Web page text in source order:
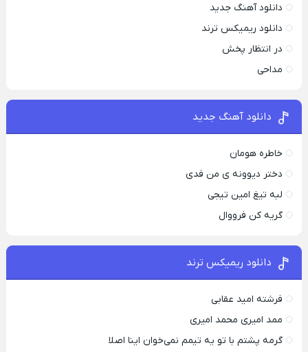
دانلود آهنگ جدید
دانلود ریمیکس ترند
در انتظار پخش
مداحی
دانلود آهنگ جدید
خاطره هومان
دختر دیوونه‌ ی من فدی
لبه تیغ امین تیجی
گریه کن فرووال
دانلود ریمیکس ترند
فرشته امید عقابی
ممد امیری محمد امیری
گرمه پشتم با تو یه تیمم نمی‌خوان اینا اصلا